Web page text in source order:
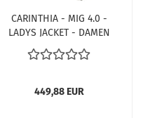
CARINTHIA - MIG 4.0 -
LADYS JACKET - DAMEN
WINTERJACKE
449,88 EUR